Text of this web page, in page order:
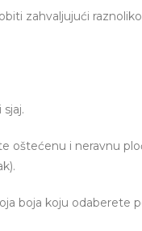
zahvaljujući
oštećenu i neravnu
boja koju odaberete